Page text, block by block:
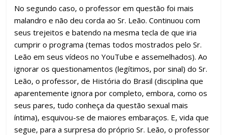
No segundo caso, o professor em questão foi mais
malandro e não deu corda ao Sr. Leão. Continuou com
seus trejeitos e batendo na mesma tecla de que iria
cumprir o programa (temas todos mostrados pelo Sr.
Leão em seus vídeos no YouTube e assemelhados). Ao
ignorar os questionamentos (legítimos, por sinal) do Sr.
Leão, o professor, de História do Brasil (disciplina que
aparentemente ignora por completo, embora, como os
seus pares, tudo conheça da questão sexual mais
íntima), esquivou-se de maiores embaraços. E, vida que
segue, para a surpresa do próprio Sr. Leão, o professor